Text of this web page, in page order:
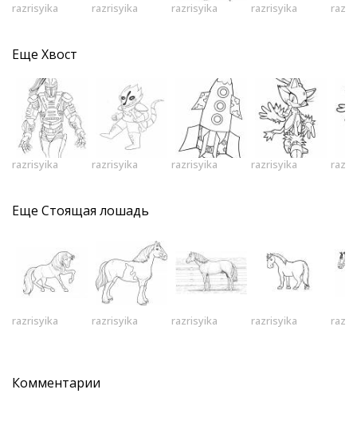
razrisyika razrisyika razrisyika razrisyika
Еще Хвост
razrisyika razrisyika razrisyika razrisyika
Еще Стоящая лошадь
razrisyika razrisyika razrisyika razrisyika
Комментарии